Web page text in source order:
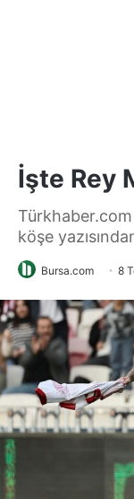
İşte Rey
Türkhaber.com
köşe
Bursa.com 8